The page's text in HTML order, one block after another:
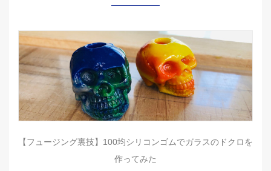
【フュージング裏技】100均シリコンゴムでガラスのドクロを
作ってみた